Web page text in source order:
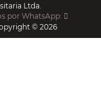
Ltda.
por WhatsApp:
© 2026